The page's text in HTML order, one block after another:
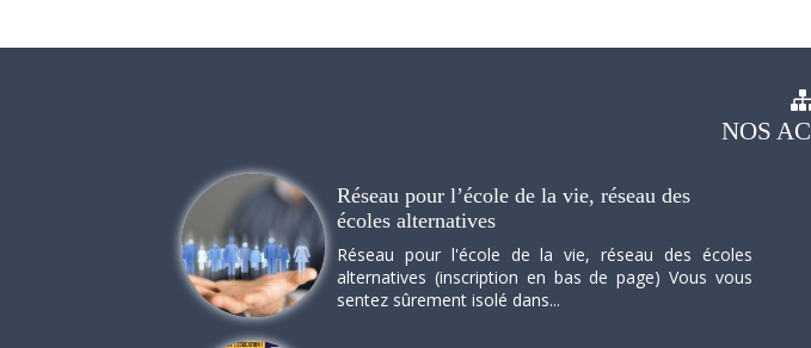
NOS
Réseau pour l’école de la vie, réseau des
écoles alternatives
Réseau pour l'école de la vie, réseau des écoles
alternatives (inscription en bas de page) Vous vous
sentez sûrement isolé dans...